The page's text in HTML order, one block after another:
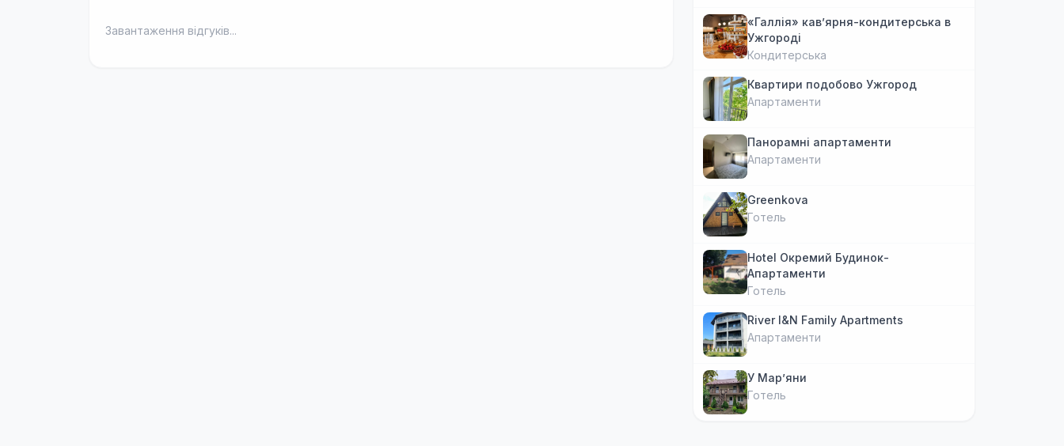
Завантаження відгуків...
«Галлія» кав’ярня-кондитерська в
Ужгороді
Кондитерська
Квартири подобово Ужгород
Апартаменти
Панорамні апартаменти
Апартаменти
Greenkova
Готель
Hotel Окремий Будинок-
Апартаменти
Готель
River I&N Family Apartments
Апартаменти
У Марʼяни
Готель